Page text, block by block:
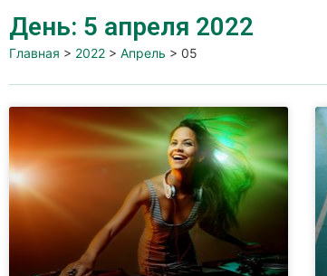
День: 5 апреля 2022
Главная > 2022 > Апрель > 05